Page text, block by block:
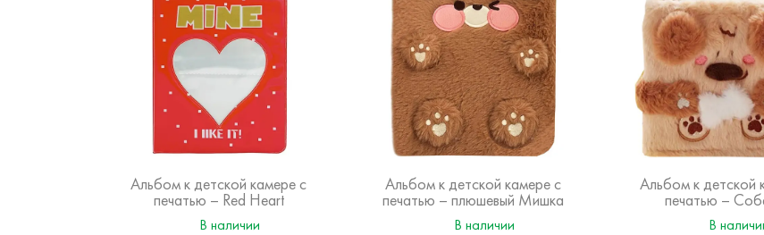
Альбом к детской камере с
печатью – Red Heart
В наличии
Альбом к детской камере с
печатью – плюшевый Мишка
В наличии
Альбом к детской
печатью –
В